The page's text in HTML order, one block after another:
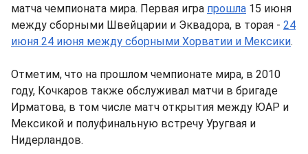
матча чемпионата мира. Первая игра прошла 15 июня
между сборными Швейцарии и Эквадора, в торая - 24
июня 24 июня между сборными Хорватии и Мексики.
Отметим, что на прошлом чемпионате мира, в 2010
году, Кочкаров также обслуживал матчи в бригаде
Ирматова, в том числе матч открытия между ЮАР и
Мексикой и полуфинальную встречу Уругвая и
Нидерландов.